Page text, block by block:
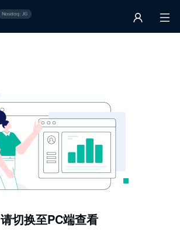
请切换至PC端查看